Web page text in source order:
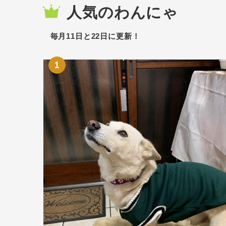
人気のわんにゃ
毎月11日と22日に更新！
1